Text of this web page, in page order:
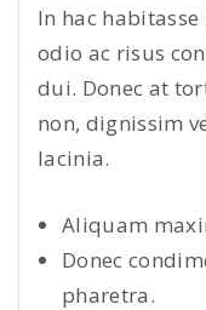
In hac
odio ac risus
dui. Donec at
non, dignissim
lacinia.
Aliquam
Donec
pharetra.